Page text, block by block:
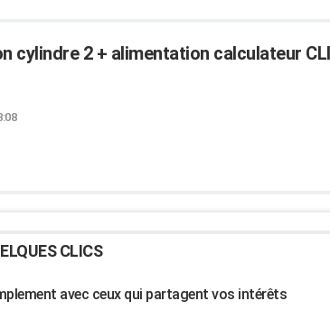
cylindre 2 + alimentation calculateur
CLICS
avec ceux qui partagent vos intérêts